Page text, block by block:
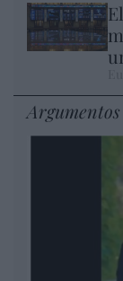
Argumentos